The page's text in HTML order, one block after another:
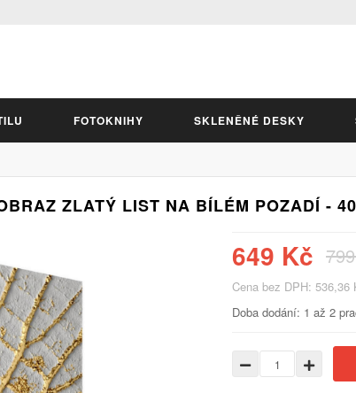
FOTOKNIHY SKLENĚNÉ DESKY
ZLATÝ LIST NA BÍLÉM POZADÍ -
649 Kč
Cena bez DPH: 536,36
Doba dodání: 1 až 2